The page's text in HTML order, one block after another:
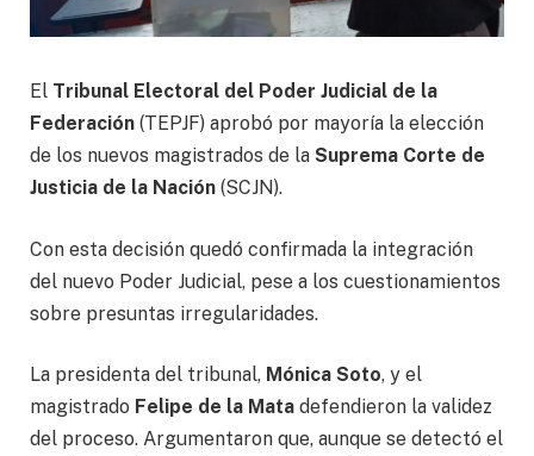
El Tribunal Electoral del Poder Judicial de la
Federación (TEPJF) aprobó por mayoría la elección
de los nuevos magistrados de la Suprema Corte de
Justicia de la Nación (SCJN).
Con esta decisión quedó confirmada la integración
del nuevo Poder Judicial, pese a los cuestionamientos
sobre presuntas irregularidades.
La presidenta del tribunal, Mónica Soto, y el
magistrado Felipe de la Mata defendieron la validez
del proceso. Argumentaron que, aunque se detectó el